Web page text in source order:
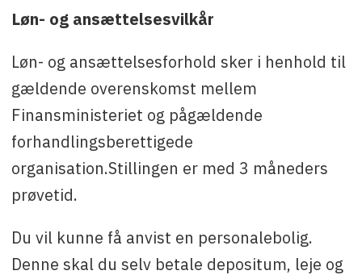
Løn- og ansættelsesvilkår
Løn- og ansættelsesforhold sker i henhold til
gældende overenskomst mellem
Finansministeriet og pågældende
forhandlingsberettigede
organisation.Stillingen er med 3 måneders
prøvetid.
Du vil kunne få anvist en personalebolig.
Denne skal du selv betale depositum, leje og